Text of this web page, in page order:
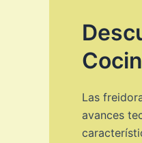
Las
avances